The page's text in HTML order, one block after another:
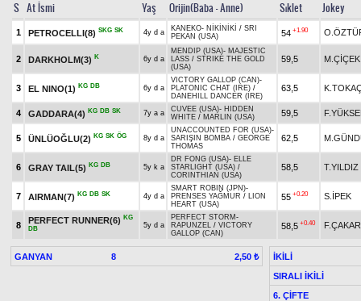
S At İsmi Yaş Orijin(Baba - Anne) Sıklet Jokey
1 PETROCELLI(8) SKG SK 4y d a KANEKO- NİKİNİKİ / SRI
PEKAN (USA)
54 +1.90
2 DARKHOLM(3) K 6y d a
MENDIP (USA)- MAJESTIC
LASS / STRIKE THE GOLD
(USA)
59,5 M.ÇİÇEK
3 EL NINO(1) KG DB 6y d a
VICTORY GALLOP (CAN)-
PLATONIC CHAT (IRE) /
DANEHILL DANCER (IRE)
63,5
4 GADDARA(4) KG DB SK 7y a a CUVEE (USA)- HIDDEN
WHITE / MARLIN (USA) 59,5
5 ÜNLÜOĞLU(2) KG SK ÖG 8y d a
UNACCOUNTED FOR (USA)-
SARIŞIN BOMBA / GEORGE
THOMAS
62,5
6 GRAY TAIL(5) KG DB 5y k a
DR FONG (USA)- ELLE
STARLIGHT (USA) /
CORINTHIAN (USA)
58,5 T.YILDIZ
7 AIRMAN(7) KG DB SK 4y d a
SMART ROBIN (JPN)-
PRENSES YAĞMUR / LION
HEART (USA)
55 +0.20 S.İPEK
8
PERFECT RUNNER(6) KG
DB
5y d a
PERFECT STORM -
RAPUNZEL / VICTORY
GALLOP (CAN)
58,5 +0.40 F.ÇAKAR
GANYAN 8 2,50 ₺
İKİLİ
SIRALI İKİLİ
6. ÇİFTE